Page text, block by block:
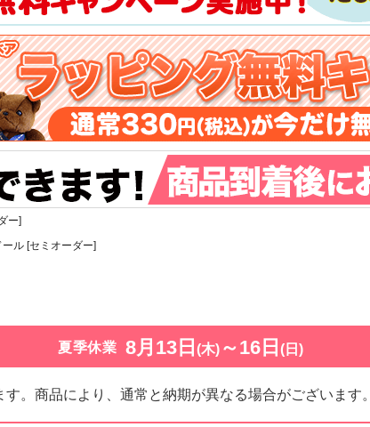
ー]
ル [セミオーダー]
夏季休業 8月13日 (木)～16日 (日)
。商品により、通常と納期が異なる場合がございます。